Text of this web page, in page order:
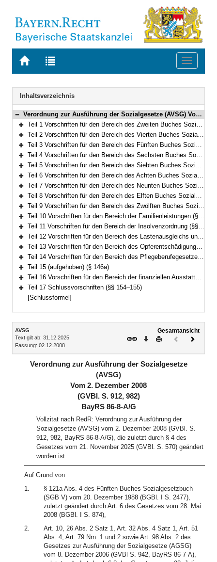
Zur
BAYERN.RECHT
Zur
letzten
Suche
Toggle
Navigation
Inhaltsverzeichnis
Bereich reduzieren
Verordnung zur Ausführung der Sozialgesetze (AVSG) Vom 2. Dezember 2008 (GVBl. S. 912, 982) BayRS 86-8-A/G (§§ 1–155)
Bereich erweitern
Teil 1 Vorschriften für den Bereich des Zweiten Buches Sozialgesetzbuch (§§ 1–2)
Bereich erweitern
Teil 2 Vorschriften für den Bereich des Vierten Buches Sozialgesetzbuch – Gemeinsame Vorschriften für die Sozialversicherung – (§§ 5–5f)
Bereich erweitern
Teil 3 Vorschriften für den Bereich des Fünften Buches Sozialgesetzbuch – Gesetzliche Krankenversicherung – (§§ 6–10)
Bereich erweitern
Teil 4 Vorschriften für den Bereich des Sechsten Buches Sozialgesetzbuch – Gesetzliche Rentenversicherung – und für den Bereich des Gesetzes über die Alterssicherung der Landwirte und des Gesetzes zur Förderung der Einstellung der landwirtschaftlichen Erwerbstätigkeit (§§ 11–15)
Bereich erweitern
Teil 5 Vorschriften für den Bereich des Siebten Buches Sozialgesetzbuch – Gesetzliche Unfallversicherung – (§§ 16–21)
Bereich erweitern
Teil 6 Vorschriften für den Bereich des Achten Buches Sozialgesetzbuch – Kinder- und Jugendhilfe – und für weitere Regelungen des Kinder- und Jugendhilferechts (§§ 22–40f)
Bereich erweitern
Teil 7 Vorschriften für den Bereich des Neunten Buches Sozialgesetzbuch – Rehabilitation und Teilhabe Menschen mit Behinderungen – (§§ 41–41h)
Bereich erweitern
Teil 8 Vorschriften für den Bereich des Elften Buches Sozialgesetzbuch – Soziale Pflegeversicherung – (§§ 42–94)
Bereich erweitern
Teil 9 Vorschriften für den Bereich des Zwölften Buches Sozialgesetzbuch – Sozialhilfe – (§§ 98–101)
Bereich erweitern
Teil 10 Vorschriften für den Bereich der Familienleistungen (§§ 102–103)
Bereich erweitern
Teil 11 Vorschriften für den Bereich der Insolvenzordnung (§§ 104–113)
Bereich erweitern
Teil 12 Vorschriften für den Bereich des Lastenausgleichs und des Flüchtlingswesens (§§ 114–133a)
Bereich erweitern
Teil 13 Vorschriften für den Bereich des Opferentschädigungsgesetzes (§§ 134–135)
Bereich erweitern
Teil 14 Vorschriften für den Bereich des Pflegeberufegesetzes (§§ 136–146)
Bereich erweitern
Teil 15 (aufgehoben) (§ 146a)
Bereich erweitern
Teil 16 Vorschriften für den Bereich der finanziellen Ausstattung von Betreuungsvereinen zur Wahrnehmung von Querschnittsaufgaben (§§ 147–153)
Bereich erweitern
Teil 17 Schlussvorschriften (§§ 154–155)
[Schlussformel]
Inhalt
AVSG
Text gilt ab: 31.12.2025
Fassung: 02.12.2008
Gesamtansicht
Download
DruckenVorheriges
(inaktiv)
Verordnung zur Ausführung der Sozialgesetze
(AVSG)
Vom 2. Dezember 2008
(GVBl. S. 912, 982)
BayRS 86-8-A/G
Vollzitat nach RedR: Verordnung zur Ausführung der
Sozialgesetze (AVSG) vom 2. Dezember 2008 (GVBl. S.
912, 982, BayRS 86-8-A/G), die zuletzt durch § 4 des
Gesetzes vom 21. November 2025 (GVBl. S. 570) geändert
worden ist
Auf Grund von
1.
§ 121a Abs. 4 des Fünften Buches Sozialgesetzbuch
(SGB V) vom 20. Dezember 1988 (BGBl. I S. 2477),
zuletzt geändert durch Art. 6 des Gesetzes vom 28. Mai
2008 (BGBl. I S. 874),
2.
Art. 10, 26 Abs. 2 Satz 1, Art. 32 Abs. 4 Satz 1, Art. 51
Abs. 4, Art. 79 Nrn. 1 und 2 sowie Art. 98 Abs. 2 des
Gesetzes zur Ausführung der Sozialgesetze (AGSG)
vom 8. Dezember 2006 (GVBl S. 942, BayRS 86-7-A),